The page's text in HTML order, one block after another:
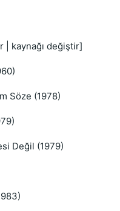
| kaynağı değiştir]
Söze (1978)
Değil (1979)